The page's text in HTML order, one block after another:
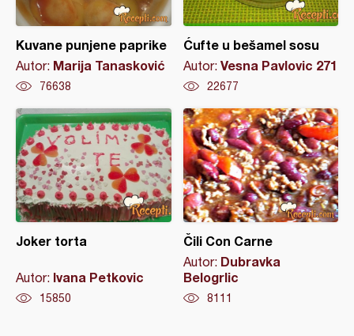
Kuvane punjene paprike
Autor: Marija Tanasković
76638
Ćufte u bešamel sosu
Autor: Vesna Pavlovic 271
22677
Joker torta
Autor: Ivana Petkovic
15850
Čili Con Carne
Autor: Dubravka
Belogrlic
8111